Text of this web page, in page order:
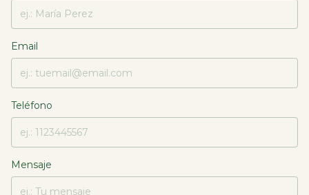
Email
Teléfono
Mensaje